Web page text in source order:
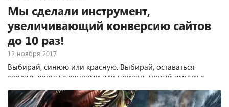
Мы сделали инструмент,
увеличивающий конверсию сайтов
до 10 раз!
12 ноября 2017
Выбирай, синюю или красную. Выбирай, оставаться
сводить концы с концами или придать новый импульс
опросов на свой сайт.